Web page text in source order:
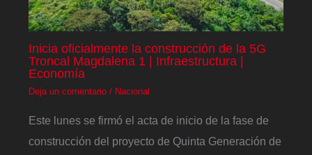
Inicia oficialmente la construcción de la 5G
Troncal Magdalena 1 | Infraestructura |
Economía
Deja un comentario / Nacional
Este lunes se firmó el acta de inicio de la fase de
construcción del proyecto de Quinta Generación de